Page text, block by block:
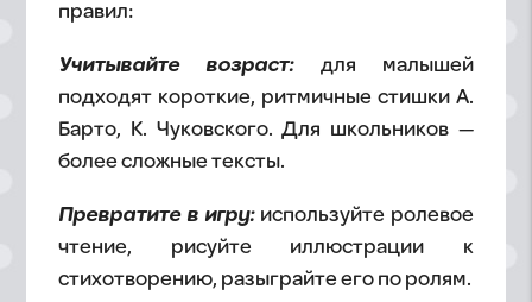
правил:
Учитывайте возраст:для малышей
подходят короткие, ритмичные стишки А.
Барто, К. Чуковского. Для школьников —
более сложные тексты.
Превратите в игру: используйте ролевое
чтение, рисуйте иллюстрации к
стихотворению, разыграйте его по ролям.